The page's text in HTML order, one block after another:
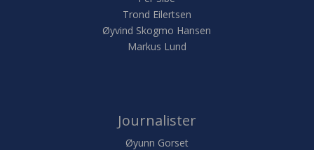
Trond Eilertsen
Øyvind Skogmo Hansen
Markus Lund
Journalister
Øyunn Gorset